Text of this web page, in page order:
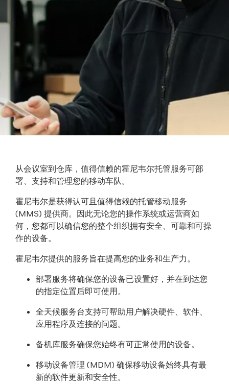
从会议室到仓库，值得信赖的霍尼韦尔托管服务可部
署、支持和管理您的移动车队。
霍尼韦尔是获得认可且值得信赖的托管移动服务
(MMS) 提供商。因此无论您的操作系统或运营商如
何，您都可以确信您的整个组织拥有安全、可靠和可操
作的设备。
霍尼韦尔提供的服务旨在提高您的业务和生产力。
部署服务将确保您的设备已设置好，并在到达您
的指定位置后即可使用。
全天候服务台支持可帮助用户解决硬件、软件、
应用程序及连接的问题。
备机库服务确保您始终有可正常使用的设备。
移动设备管理 (MDM) 确保移动设备始终具有最
新的软件更新和安全性。